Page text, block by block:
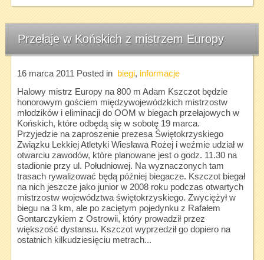
Przełaje w Końskich z mistrzem Europy
16 marca 2011 Posted in biegi, informacje
Halowy mistrz Europy na 800 m Adam Kszczot będzie
honorowym gościem międzywojewódzkich mistrzostw
młodzików i eliminacji do OOM w biegach przełajowych w
Końskich, które odbędą się w sobotę 19 marca.
Przyjedzie na zaproszenie prezesa Świętokrzyskiego
Związku Lekkiej Atletyki Wiesława Rożej i weźmie udział w
otwarciu zawodów, które planowane jest o godz. 11.30 na
stadionie przy ul. Południowej. Na wyznaczonych tam
trasach rywalizować będą później biegacze. Kszczot biegał
na nich jeszcze jako junior w 2008 roku podczas otwartych
mistrzostw województwa świętokrzyskiego. Zwyciężył w
biegu na 3 km, ale po zaciętym pojedynku z Rafałem
Gontarczykiem z Ostrowii, który prowadził przez
większość dystansu. Kszczot wyprzedził go dopiero na
ostatnich kilkudziesięciu metrach...